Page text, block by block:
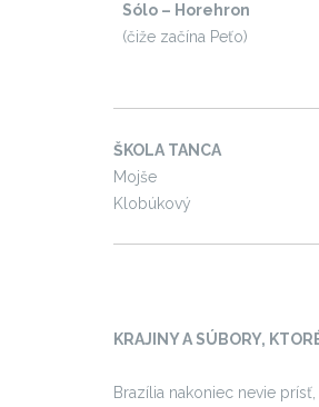
Sólo – Horehron
(čiže začína Peťo)
ŠKOLA TANCA
Mojše
Klobúkový
KRAJINY A SÚBORY,
Brazília nakoniec nevie prísť,